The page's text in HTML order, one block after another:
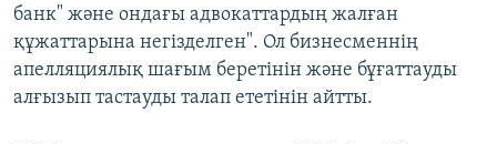
банк" және ондағы адвокаттардың жалған
құжаттарына негізделген". Ол бизнесменнің
апелляциялық шағым беретінін және бұғаттауды
алғызып тастауды талап ететінін айтты.